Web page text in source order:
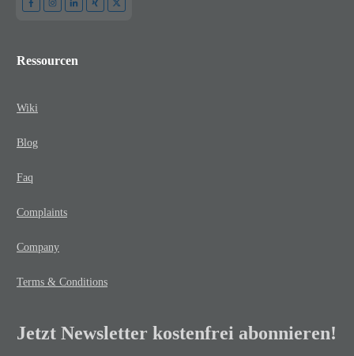
Ressourcen
Wiki
Blog
Faq
Complaints
Company
Terms & Conditions
Jetzt Newsletter kostenfrei abonnieren!